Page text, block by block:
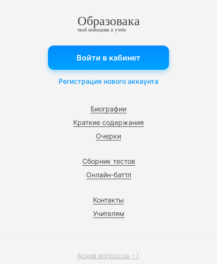
Образовака
твой помощник в учебе
Биографии
Краткие содержания
Очерки
Сборник тестов
Онлайн-баттл
Контакты
Учителям
Войти в кабинет
Регистрация нового аккаунта
Архив вопросов - 1